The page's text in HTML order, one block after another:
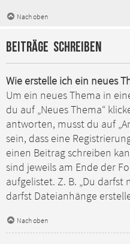
Nach oben
Beiträge schreiben
Wie erstelle ich ein neues
Um ein neues Thema in
du auf „Neues Thema“
antworten, musst du auf
sein, dass eine
einen Beitrag schreiben
sind jeweils am Ende der
aufgelistet. Z. B. „Du darfst
darfst Dateianhänge
Nach oben